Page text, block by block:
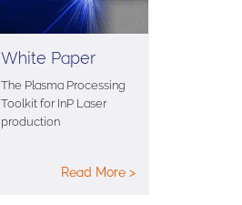
White Paper
The Plasma Processing
Toolkit for InP Laser
production
Read More >